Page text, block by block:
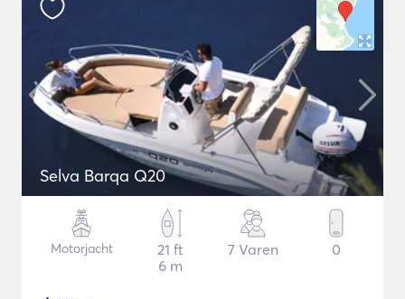
Selva Barqa Q20
Motorjacht
21 ft
6 m
7 Varen 0